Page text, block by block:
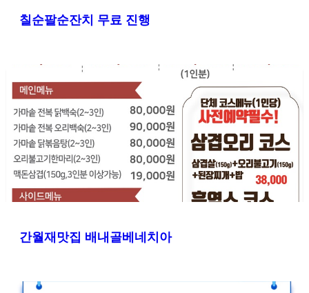
칠순팔순잔치 무료 진행
간월재맛집 배내골베네치아